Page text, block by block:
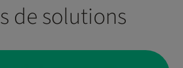
de solutions